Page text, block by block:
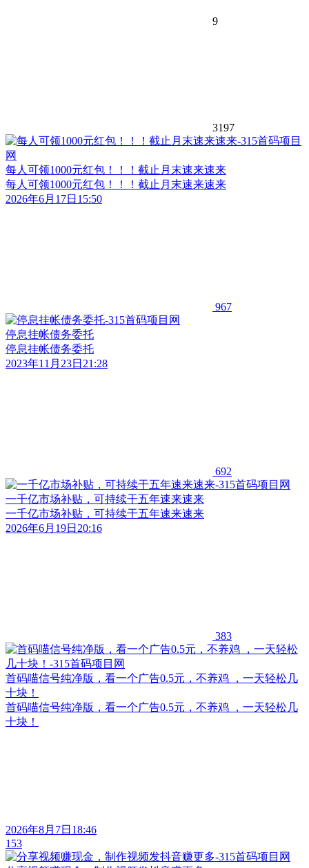
9
3197
每人可领1000元红包！！！截止月末速来速来
每人可领1000元红包！！！截止月末速来速来
2026年6月17日15:50
967
停息挂帐债务委托
停息挂帐债务委托
2023年11月23日21:28
692
一千亿市场补贴，可持续干五年速来速来
一千亿市场补贴，可持续干五年速来速来
2026年6月19日20:16
383
首码喵信号纯净版，看一个广告0.5元，不养鸡 ，一天轻松几
十块！
首码喵信号纯净版，看一个广告0.5元，不养鸡 ，一天轻松几
十块！
2026年8月7日18:46
153